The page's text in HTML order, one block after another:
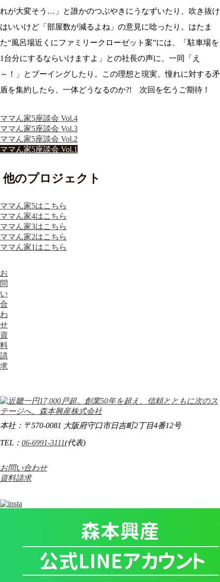
れが大変そう…」と誰かのつぶやきにうなずいたり、吹き抜け
はいいけど「部屋数が減るよね」の意見に唸ったり。はたま
た“風呂場近くにファミリークローゼット案”には、「駐車場を
1台分にするならいけますよ」との社長の声に、一同「え
～！」とブーイングしたり。この理想と現実、憧れに対する矛
盾を集約したら、一体どうなるのか?! 次回を乞うご期待！
ママん家5座談会 Vol.4
ママん家5座談会 Vol.3
ママん家5座談会 Vol.2
ママん家5座談会 Vol.1
他のプロジェクト
ママん家5はこちら
ママん家4はこちら
ママん家3はこちら
ママん家2はこちら
ママん家1はこちら
お
問
い
合
わ
せ
資
料
請
求
本社：〒570-0081 大阪府守口市日吉町2丁目4番12号
TEL： 06-6991-3111(代表)
お問い合わせ
資料請求